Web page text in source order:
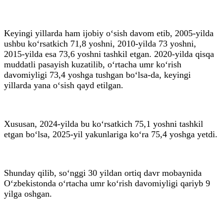
Keyingi yillarda ham ijobiy o‘sish davom etib, 2005-yilda
ushbu ko‘rsatkich 71,8 yoshni, 2010-yilda 73 yoshni,
2015-yilda esa 73,6 yoshni tashkil etgan. 2020-yilda qisqa
muddatli pasayish kuzatilib, o‘rtacha umr ko‘rish
davomiyligi 73,4 yoshga tushgan bo‘lsa-da, keyingi
yillarda yana o‘sish qayd etilgan.
Xususan, 2024-yilda bu ko‘rsatkich 75,1 yoshni tashkil
etgan bo‘lsa, 2025-yil yakunlariga ko‘ra 75,4 yoshga yetdi.
Shunday qilib, so‘nggi 30 yildan ortiq davr mobaynida
O‘zbekistonda o‘rtacha umr ko‘rish davomiyligi qariyb 9
yilga oshgan.